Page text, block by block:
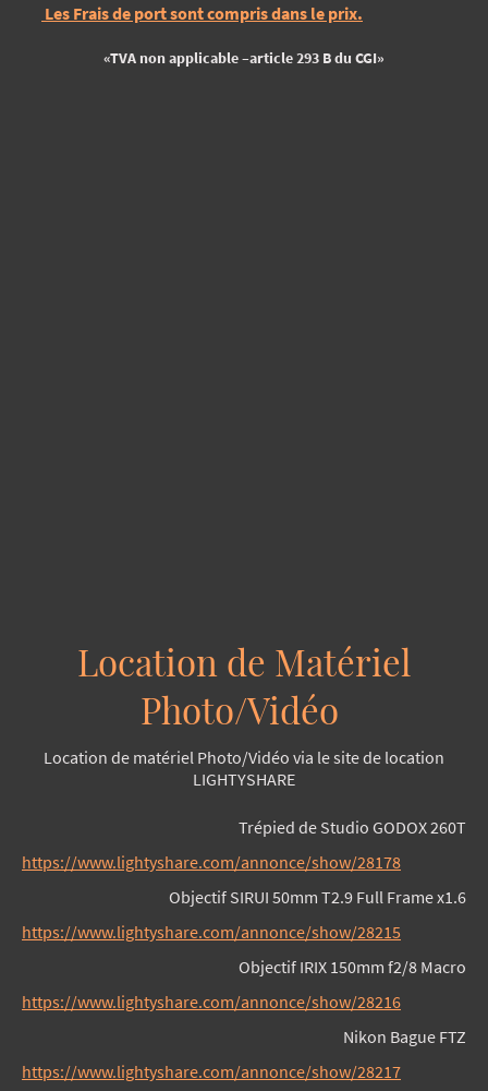
Les Frais de port sont compris dans le prix.
«TVA non applicable –article 293 B du CGI»
Location de Matériel
Photo/Vidéo
Location de matériel Photo/Vidéo via le site de location
LIGHTYSHARE
Trépied de Studio GODOX 260T
https://www.lightyshare.com/annonce/show/28178
Objectif SIRUI 50mm T2.9 Full Frame x1.6
https://www.lightyshare.com/annonce/show/28215
Objectif IRIX 150mm f2/8 Macro
https://www.lightyshare.com/annonce/show/28216
Nikon Bague FTZ
https://www.lightyshare.com/annonce/show/28217